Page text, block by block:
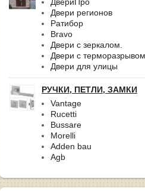
Двери регионов
Ратибор
Bravo
Двери с зеркалом.
Двери с терморазрывом
Двери для улицы
РУЧКИ, ПЕТЛИ, ЗАМКИ
Vantage
Rucetti
Bussare
Morelli
Adden bau
Agb